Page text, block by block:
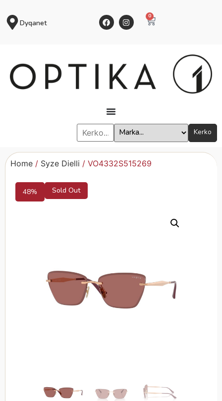
Dyqanet
0
Kerko
Home / Syze Dielli / VO4332S515269
48% Sold Out